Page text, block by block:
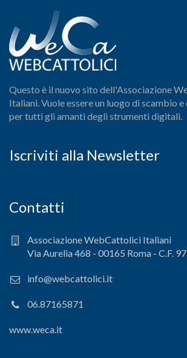
Questo è il nuovo sito dell'Associazione
Italiani. Vuole essere un luogo di scambio
per tutti gli amanti degli strumenti digitali.
Iscriviti alla Newsletter
Contatti
Associazione WebCattolici Italiani
Via Aurelia 468 - 00165 Roma - C.F.
info@webcattolici.it
06.87165871
www.weca.it